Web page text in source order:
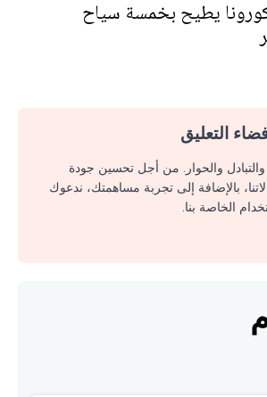
يطيح بخمسة سياح
التعليق
والحوار. من أجل تحسين جودة
بالإضافة إلى تجربة مساهمتك، ندعوك
الخاصة بنا.